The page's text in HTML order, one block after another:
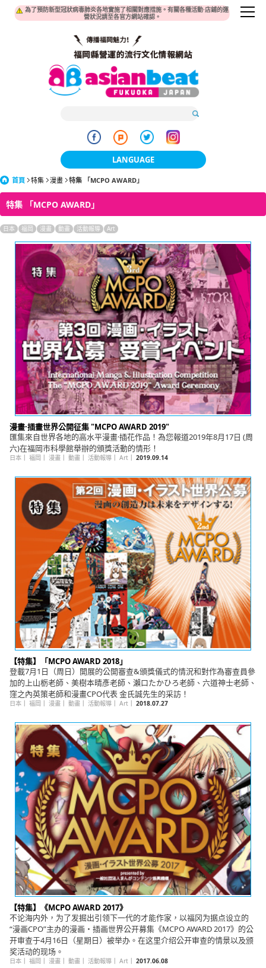
為了預防新型冠狀病毒肺炎各地實施了相關對應措施。有關各種活動·店鋪的運
營狀況請至各官方網站確認。
LANGUAGE
日本語
簡体中文
繁體中文
English
ภาษาไทย
tiéng Viêt
Bahasa Indonesia
首頁 特集 漫畫 特集 「MCPO AWARD」
特集 「MCPO AWARD」
日本 福岡 漫畫 動畫 活動報導 Art
漫畫·插畫世界公開征集 "MCPO AWARD 2019"
匯集來自世界各地的高水平漫畫·插花作品！為您報道2019年8月17日 (周
六)在福岡市科學館舉辦的頒獎活動的情形！
日本｜ 福岡｜ 漫畫｜ 動畫｜ 活動報導｜ Art｜ 2019.09.14
【特集】「MCPO AWARD 2018」
登載7月1日（周日）開展的公開審查&頒獎儀式的情況和對作為審查員參
加的上山栃老師、美樹本晴彥老師、瀨口たかひろ老師、六道神士老師、
窪之內英策老師和漫畫CPO代表 金氏誠先生的采訪！
日本｜ 福岡 漫畫｜ 動畫｜ 活動報導｜ Art｜ 2018.07.27
【特集】《MCPO AWARD 2017》
不论海内外，为了发掘出引领下一代的才能作家，以福冈为据点设立的
“漫画CPO”主办的漫画・插画世界公开募集《MCPO AWARD 2017》的公
开审查于4月16日（星期日）被举办。在这里介绍公开审查的情景以及颁
奖活动的现场。
日本｜ 福岡｜ 漫畫｜ 動畫｜ 活動報導｜ Art｜ 2017.06.08